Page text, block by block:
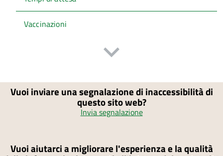
Vaccinazioni
Vuoi inviare una segnalazione di inaccessibilità di
questo sito web?
Invia segnalazione
Vuoi aiutarci a migliorare l'esperienza e la qualità